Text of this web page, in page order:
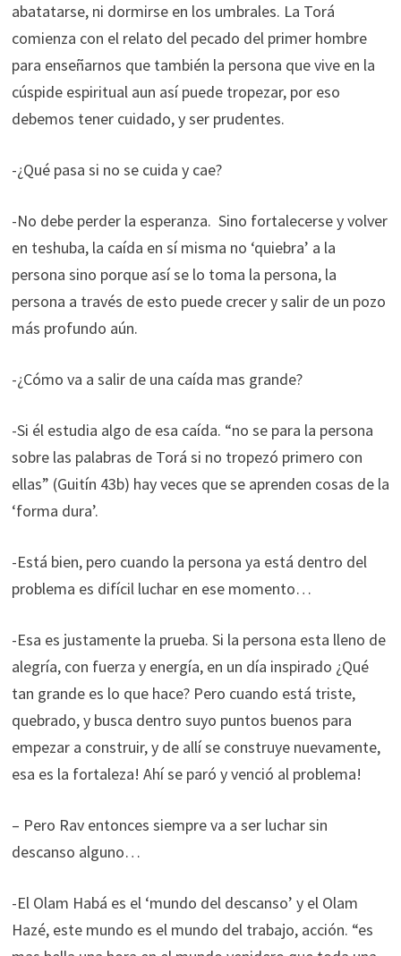
abatatarse, ni dormirse en los umbrales. La Torá
comienza con el relato del pecado del primer hombre
para enseñarnos que también la persona que vive en la
cúspide espiritual aun así puede tropezar, por eso
debemos tener cuidado, y ser prudentes.
-¿Qué pasa si no se cuida y cae?
-No debe perder la esperanza. Sino fortalecerse y volver
en teshuba, la caída en sí misma no ‘quiebra’ a la
persona sino porque así se lo toma la persona, la
persona a través de esto puede crecer y salir de un pozo
más profundo aún.
-¿Cómo va a salir de una caída mas grande?
-Si él estudia algo de esa caída. “no se para la persona
sobre las palabras de Torá si no tropezó primero con
ellas” (Guitín 43b) hay veces que se aprenden cosas de la
‘forma dura’.
-Está bien, pero cuando la persona ya está dentro del
problema es difícil luchar en ese momento…
-Esa es justamente la prueba. Si la persona esta lleno de
alegría, con fuerza y energía, en un día inspirado ¿Qué
tan grande es lo que hace? Pero cuando está triste,
quebrado, y busca dentro suyo puntos buenos para
empezar a construir, y de allí se construye nuevamente,
esa es la fortaleza! Ahí se paró y venció al problema!
– Pero Rav entonces siempre va a ser luchar sin
descanso alguno…
-El Olam Habá es el ‘mundo del descanso’ y el Olam
Hazé, este mundo es el mundo del trabajo, acción. “es